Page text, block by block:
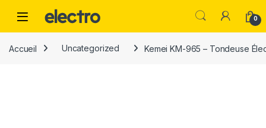
0
Accueil Uncategorized Kemei KM-965 – Tondeuse